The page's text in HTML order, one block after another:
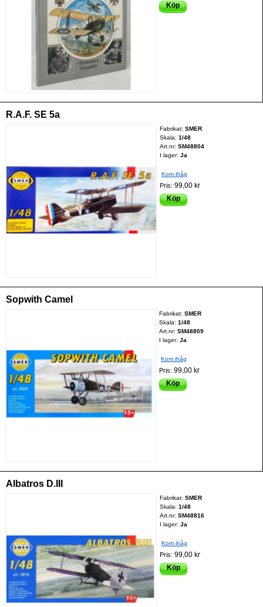
Köp
R.A.F. SE 5a
Fabrikat: SMER
Skala: 1/48
Art.nr: SM48804
I lager: Ja
Kom ihåg
Pris: 99,00 kr
Köp
Sopwith Camel
Fabrikat:SMER
Skala:1/48
Art.nr:SM48809
I lager: Ja
Kom ihåg
Pris:99,00 kr
Köp
Albatros D.III
Fabrikat: SMER
Skala: 1/48
Art.nr: SM48816
I lager: Ja
Kom ihåg
Pris: 99,00 kr
Köp